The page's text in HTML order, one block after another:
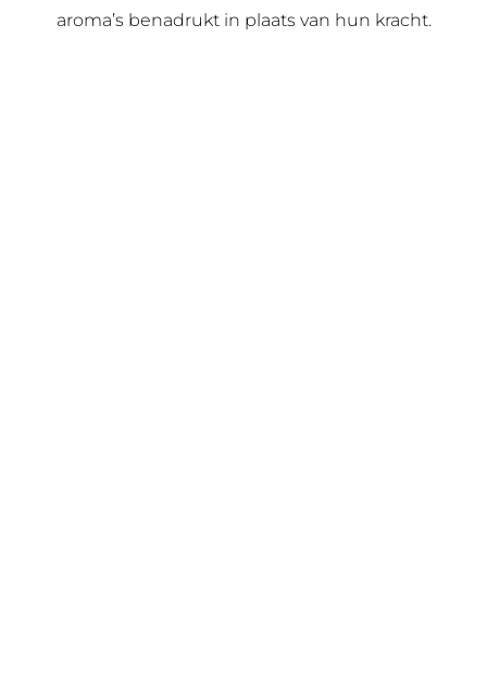
aroma’s benadrukt in plaats van hun kracht.